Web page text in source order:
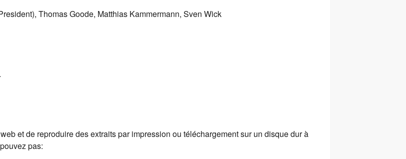
Thomas Goode, Matthias Kammermann, Sven Wick
et de reproduire des extraits par impression ou téléchargement sur un disque dur à
pas: